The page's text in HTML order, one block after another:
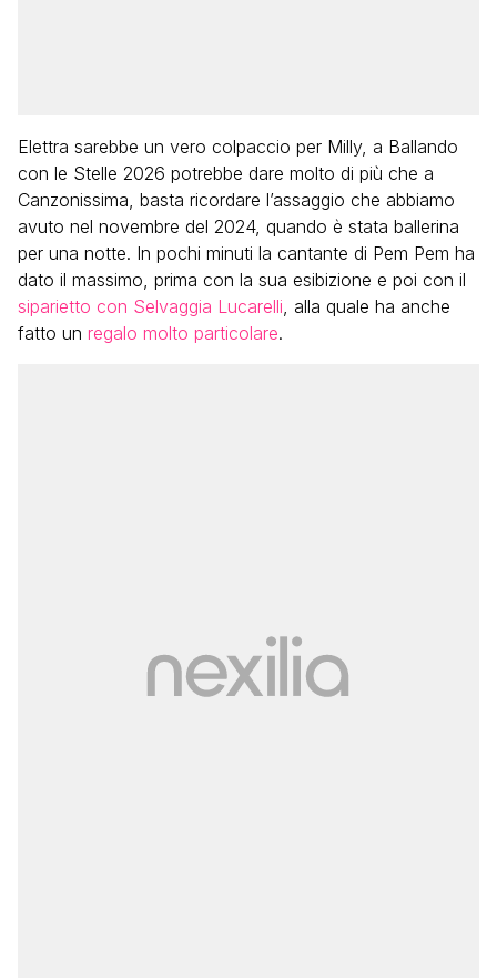
Elettra sarebbe un vero colpaccio per Milly, a Ballando
con le Stelle 2026 potrebbe dare molto di più che a
Canzonissima, basta ricordare l’assaggio che abbiamo
avuto nel novembre del 2024, quando è stata ballerina
per una notte. In pochi minuti la cantante di Pem Pem ha
dato il massimo, prima con la sua esibizione e poi con il
siparietto con Selvaggia Lucarelli, alla quale ha anche
fatto un regalo molto particolare.